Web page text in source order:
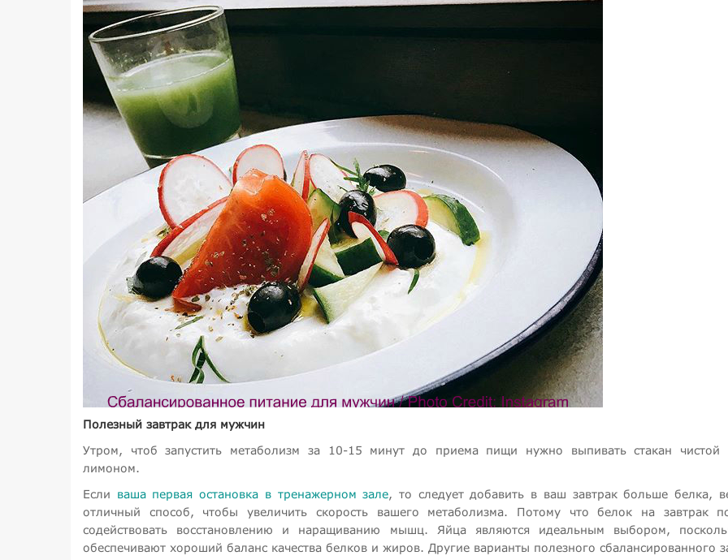
Полезный завтрак для мужчин
Утром, чтоб запустить метаболизм за 10-15 минут до приема пищи нужно выпивать стакан
лимоном.
Если ваша первая остановка в тренажерном зале, то следует добавить в ваш завтрак больше белка,
отличный способ, чтобы увеличить скорость вашего метаболизма. Потому что белок на завтрак
содействовать восстановлению и наращиванию мышц. Яйца являются идеальным выбором,
обеспечивают хороший баланс качества белков и жиров. Другие варианты полезного сбалансированного